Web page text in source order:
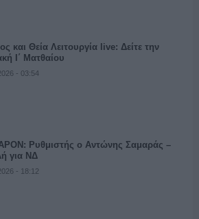
και Θεία Λειτουργία live: Δείτε την
Ι΄ Ματθαίου
- 03:54
Ρυθμιστής ο Αντώνης Σαμαράς –
για ΝΔ
- 18:12